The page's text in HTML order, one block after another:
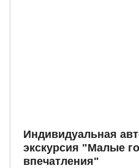
Индивидуальная
экскурсия "Малые
впечатления"